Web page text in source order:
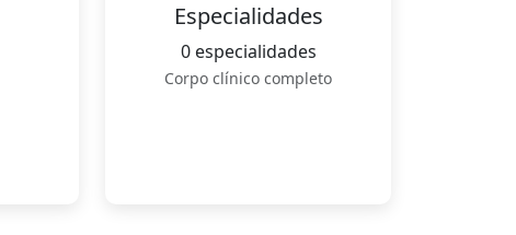
Especialidades
0 especialidades
Corpo clínico completo